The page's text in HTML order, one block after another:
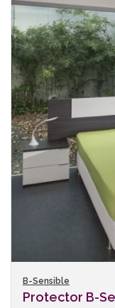
B-Sensible
Protector B-